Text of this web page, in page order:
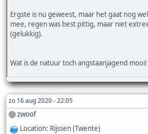
Ergste is nu geweest, maar het gaat nog
mee, regen was best pittig, maar niet
(gelukkig).
Wat is de natuur toch angstaanjagend mooi!
zo 16 aug 2020 - 22:05
zwoof
Location: Rijssen (Twente)